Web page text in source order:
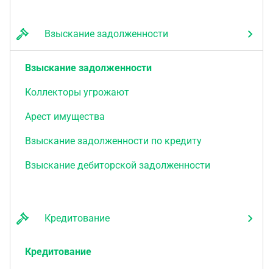
Взыскание задолженности
Взыскание задолженности
Коллекторы угрожают
Арест имущества
Взыскание задолженности по кредиту
Взыскание дебиторской задолженности
Кредитование
Кредитование